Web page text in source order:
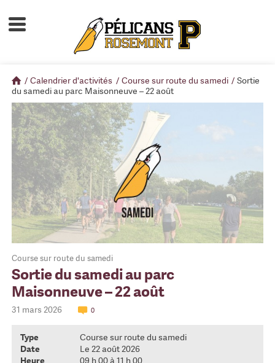
Accueil
Calendrier d'activités
Boutique
Devenir membre
/ Calendrier d'activités / Course sur route du samedi / Sortie
du samedi au parc Maisonneuve – 22 août
Course sur route du samedi
Sortie du samedi au parc
Maisonneuve – 22 août
31 mars 2026 0
Type
Course sur route du samedi
Date
Le 22 août 2026
Heure
09 h 00 à 11 h 00